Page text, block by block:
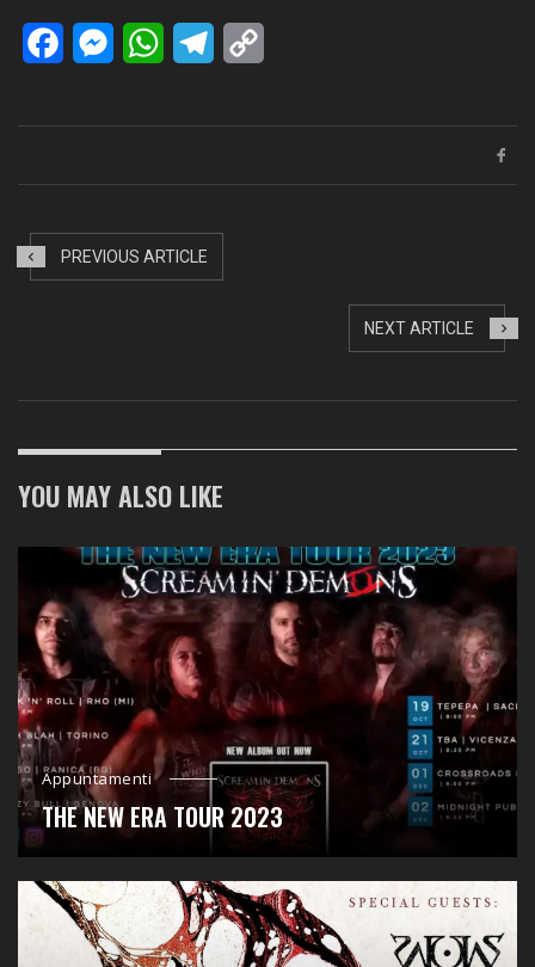
FacebookMessengerWhatsAppTelegram
PREVIOUS ARTICLE
NEXT ARTICLE
YOU MAY ALSO LIKE
Appuntamenti
THE NEW ERA TOUR 2023